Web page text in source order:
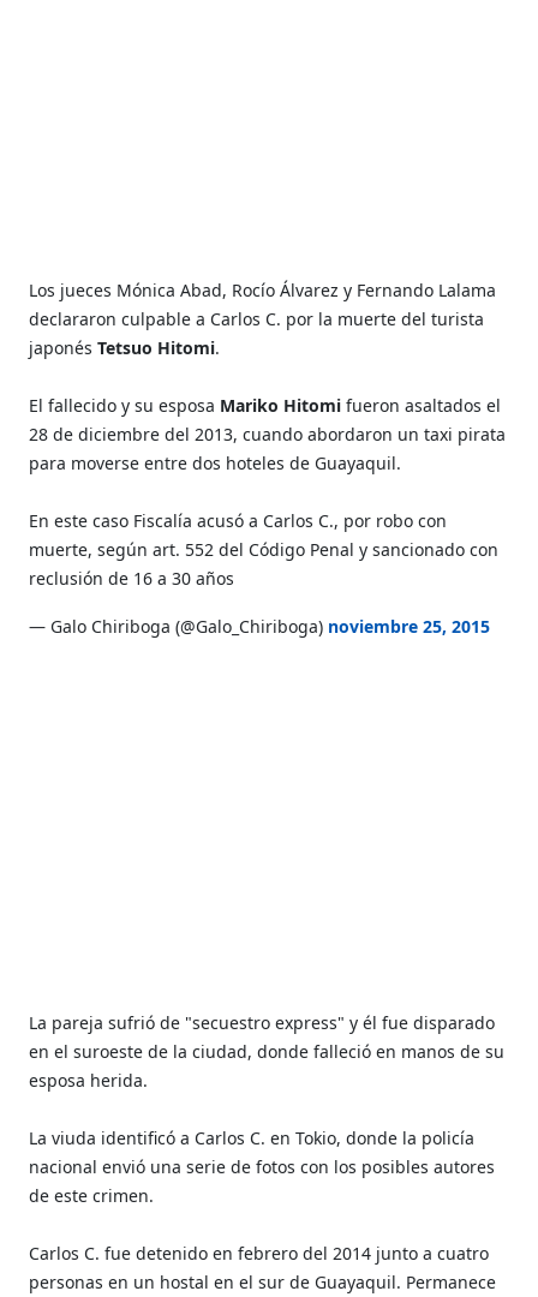
Los jueces Mónica Abad, Rocío Álvarez y Fernando Lalama
declararon culpable a Carlos C. por la muerte del turista
japonésTetsuo Hitomi.
El fallecido y su esposa Mariko Hitomifueron asaltados el
28 de diciembre del 2013, cuando abordaron un taxi pirata
para moverse entre dos hoteles de Guayaquil.
En este caso Fiscalía acusó a Carlos C., por robo con
muerte, según art. 552 del Código Penal y sancionado con
reclusión de 16 a 30 años
— Galo Chiriboga (@Galo_Chiriboga) noviembre 25, 2015
La pareja sufrió de "secuestro express" y él fue disparado
en el suroeste de la ciudad, donde falleció en manos de su
esposa herida.
La viuda identificó a Carlos C. en Tokio, donde la policía
nacional envió una serie de fotos con los posibles autores
de este crimen.
Carlos C. fue detenido en febrero del 2014 junto a cuatro
personas en un hostal en el sur de Guayaquil. Permanece